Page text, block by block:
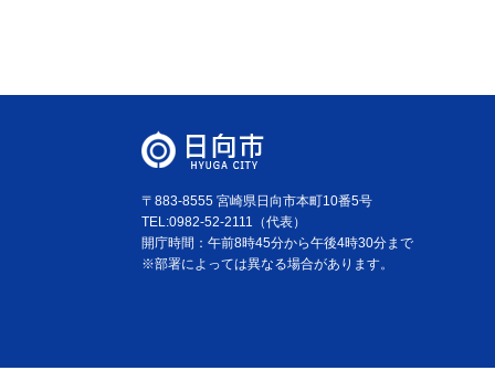
〒883-8555 宮崎県日向市本町10番5号
TEL:0982-52-2111（代表）
開庁時間：午前8時45分から午後4時30分まで
※部署によっては異なる場合があります。